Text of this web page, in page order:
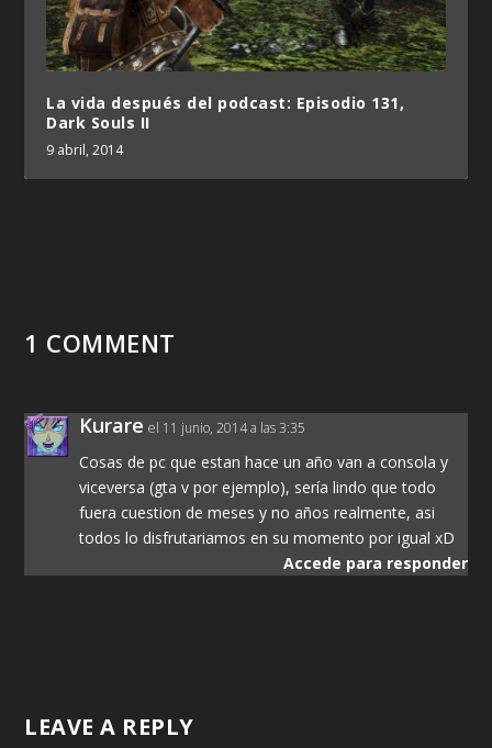
La vida después del podcast: Episodio 131,
Dark Souls II
9 abril, 2014
1 COMMENT
Kurare el 11 junio, 2014 a las 3:35
Cosas de pc que estan hace un año van a consola y
viceversa (gta v por ejemplo), sería lindo que todo
fuera cuestion de meses y no años realmente, asi
todos lo disfrutariamos en su momento por igual xD
Accede para responder
LEAVE A REPLY